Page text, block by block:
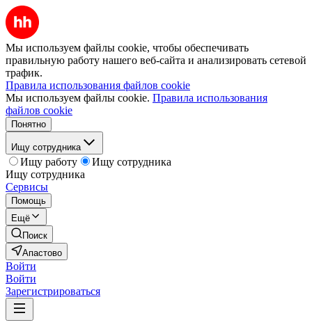
Мы используем файлы cookie, чтобы обеспечивать
правильную работу нашего веб-сайта и анализировать сетевой
трафик.
Правила использования файлов cookie
Мы используем файлы cookie. Правила использования
файлов cookie
Понятно
Ищу сотрудника
Ищу работу
Ищу сотрудника
Ищу сотрудника
Сервисы
Помощь
Ещё
Поиск
Апастово
Войти
Войти
Зарегистрироваться